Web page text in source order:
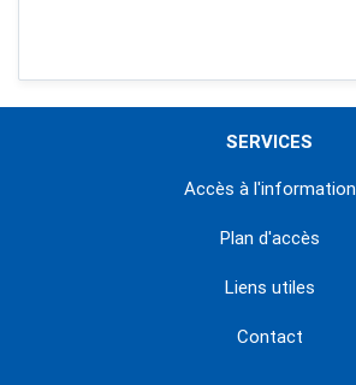
SERVICES
Accès à l'information
Plan d'accès
Liens utiles
Contact